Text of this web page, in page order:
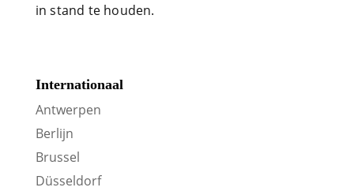
in stand te houden.
Internationaal
Antwerpen
Berlijn
Brussel
Düsseldorf